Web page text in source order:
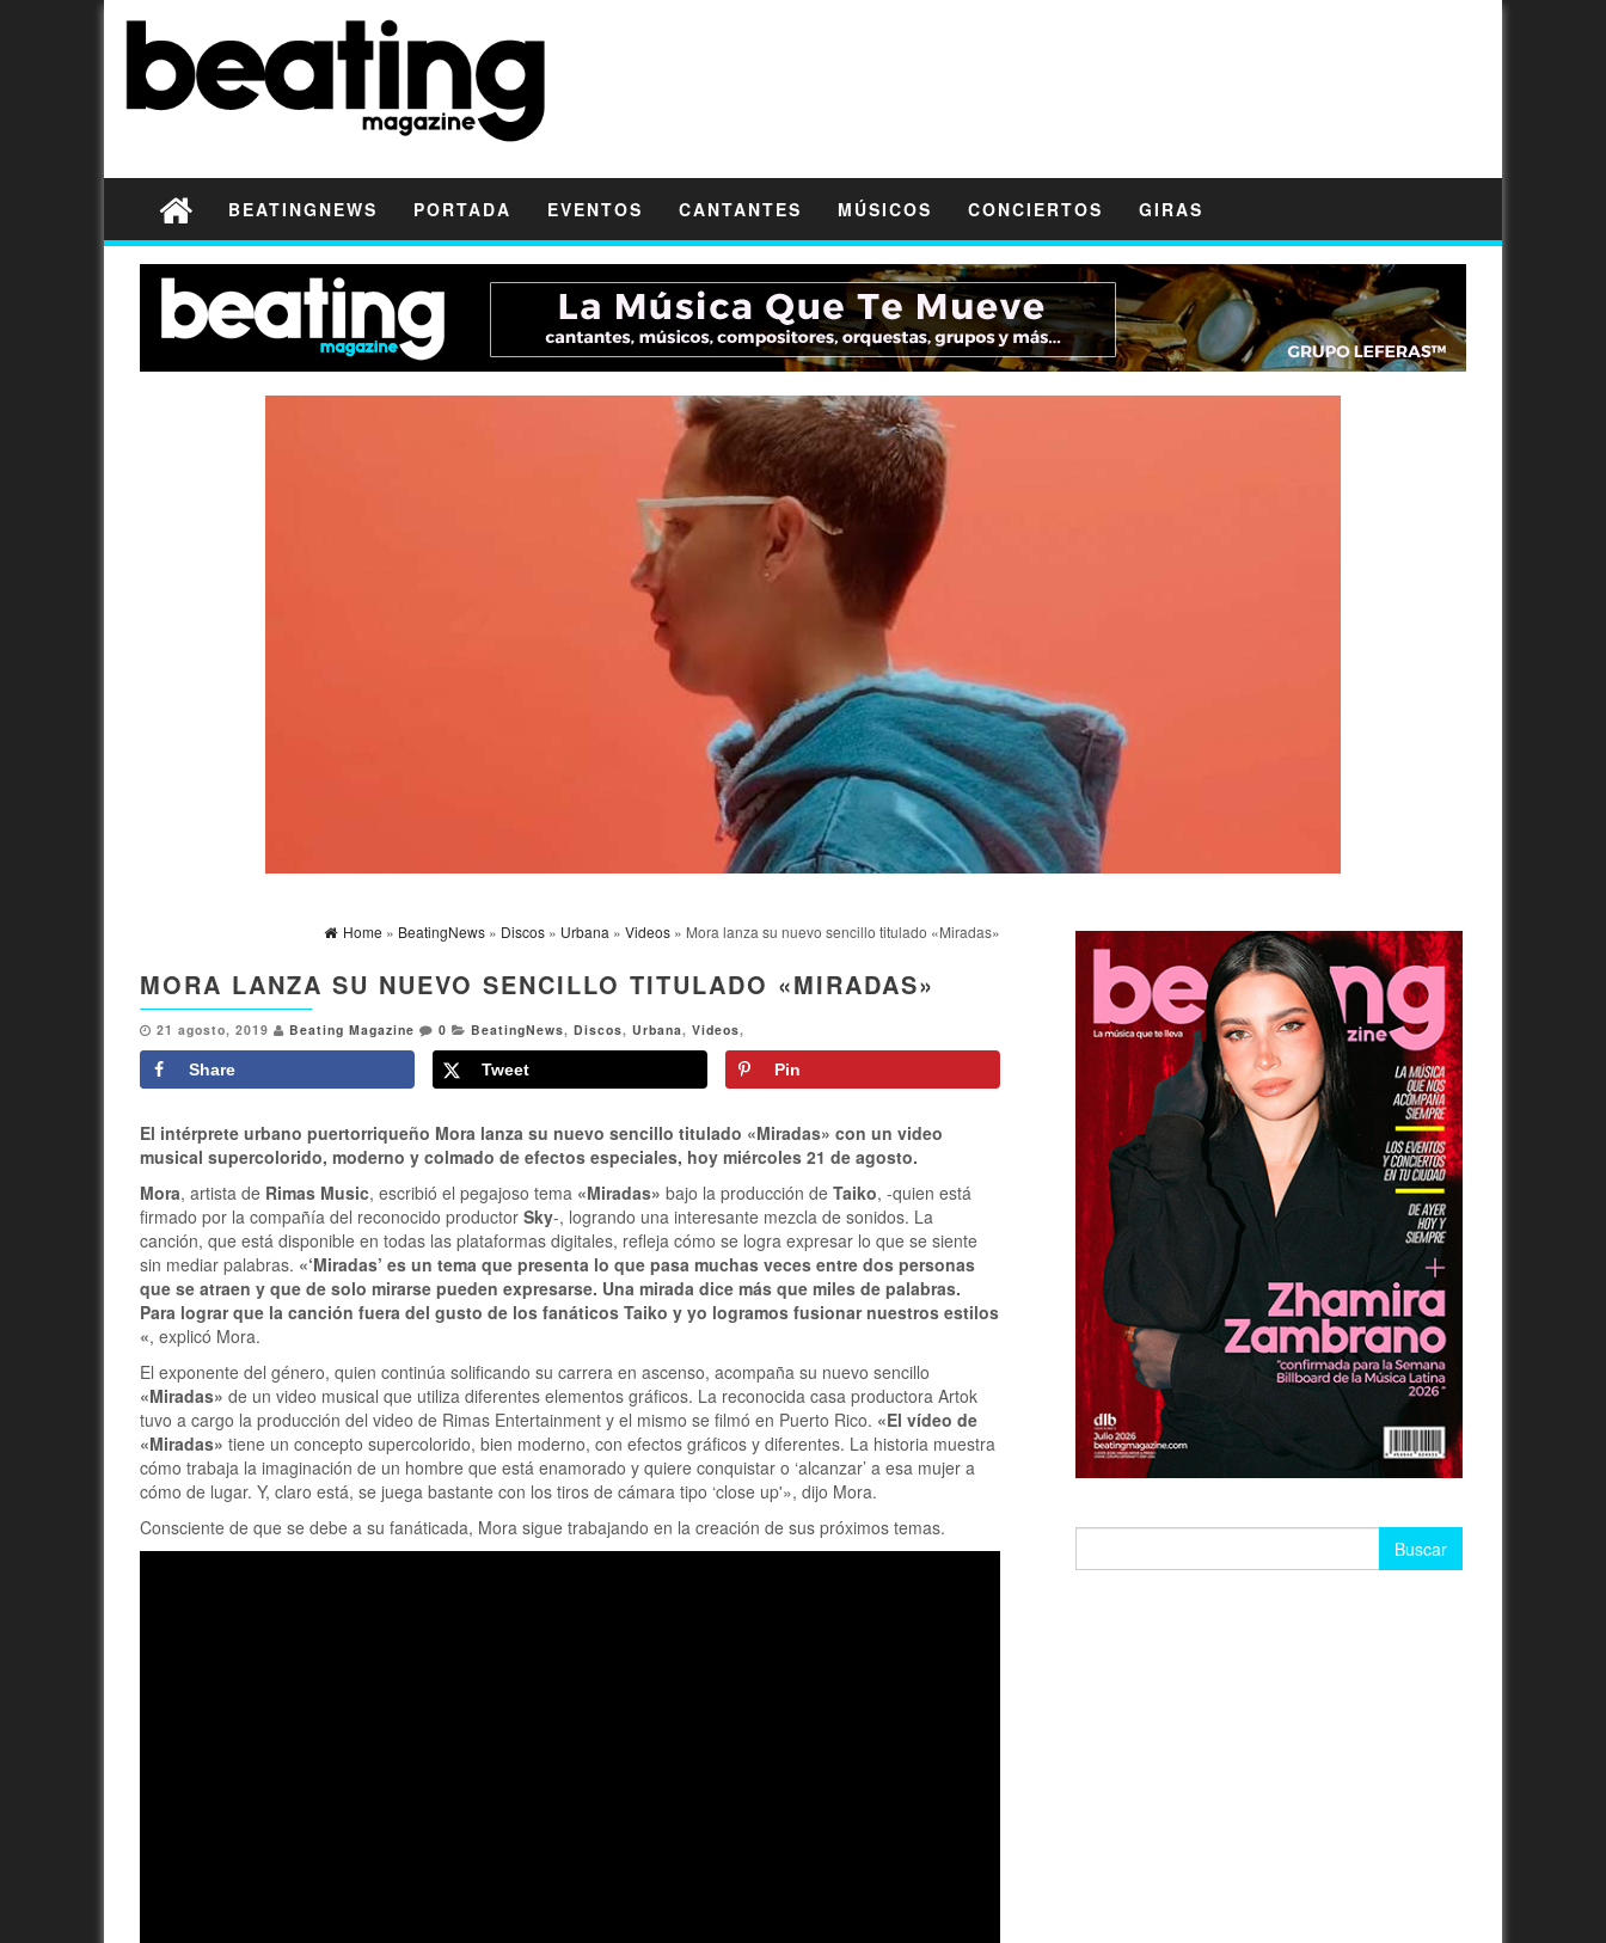
BEATINGNEWS PORTADA EVENTOS CANTANTES MÚSICOS CONCIERTOS GIRAS
Home » BeatingNews » Discos » Urbana » Videos » Mora lanza su nuevo sencillo titulado «Miradas»
MORA LANZA SU NUEVO SENCILLO TITULADO «MIRADAS»
21 agosto, 2019 Beating Magazine 0 BeatingNews, Discos, Urbana, Videos,
Share Tweet Pin
El intérprete urbano puertorriqueño Mora lanza su nuevo sencillo titulado «Miradas» con un video
musical supercolorido, moderno y colmado de efectos especiales, hoy miércoles 21 de agosto.
Mora, artista de Rimas Music, escribió el pegajoso tema «Miradas» bajo la producción de Taiko, -quien está
firmado por la compañía del reconocido productor Sky-, logrando una interesante mezcla de sonidos. La
canción, que está disponible en todas las plataformas digitales, refleja cómo se logra expresar lo que se siente
sin mediar palabras. «‘Miradas’ es un tema que presenta lo que pasa muchas veces entre dos personas
que se atraen y que de solo mirarse pueden expresarse. Una mirada dice más que miles de palabras.
Para lograr que la canción fuera del gusto de los fanáticos Taiko y yo logramos fusionar nuestros estilos
«, explicó Mora.
El exponente del género, quien continúa solificando su carrera en ascenso, acompaña su nuevo sencillo
«Miradas» de un video musical que utiliza diferentes elementos gráficos. La reconocida casa productora Artok
tuvo a cargo la producción del video de Rimas Entertainment y el mismo se filmó en Puerto Rico. «El vídeo de
«Miradas» tiene un concepto supercolorido, bien moderno, con efectos gráficos y diferentes. La historia muestra
cómo trabaja la imaginación de un hombre que está enamorado y quiere conquistar o ‘alcanzar’ a esa mujer a
cómo de lugar. Y, claro está, se juega bastante con los tiros de cámara tipo ‘close up'», dijo Mora.
Consciente de que se debe a su fanáticada, Mora sigue trabajando en la creación de sus próximos temas.